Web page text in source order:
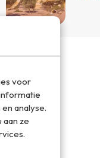
voor
analyse.
ze